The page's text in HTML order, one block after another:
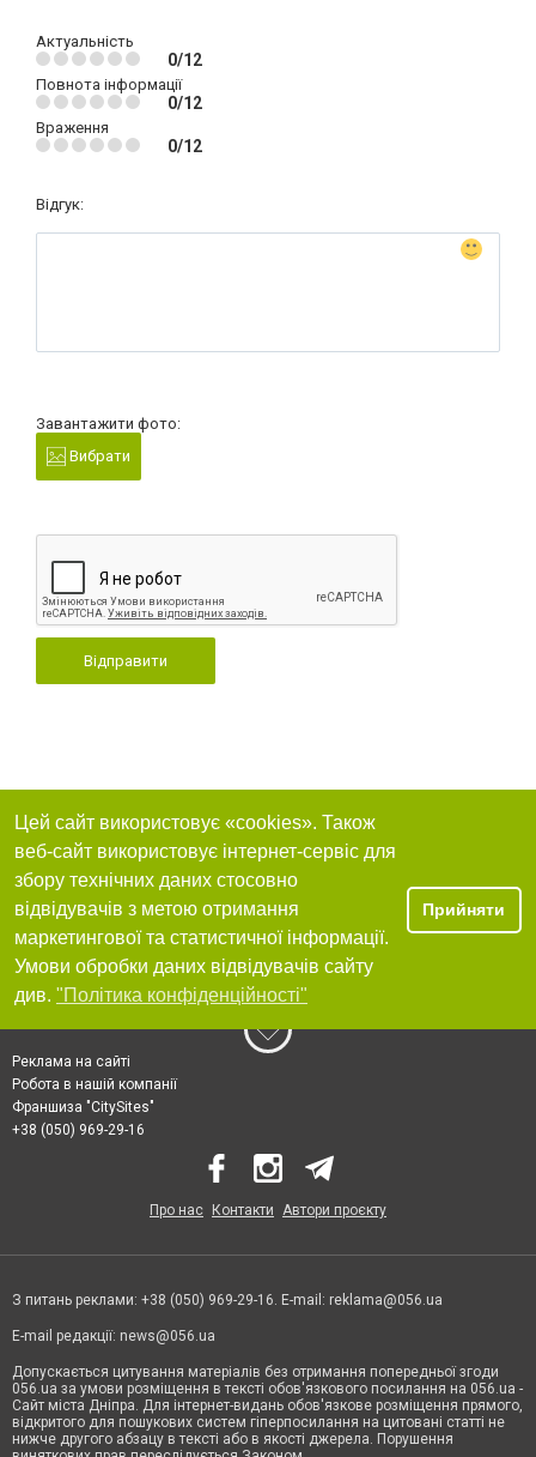
Актуальність
0/12
Повнота інформації
0/12
Враження
0/12
Відгук:
Завантажити фото:
Вибрати
Відправити
Цей сайт використовує «cookies». Також
веб-сайт використовує інтернет-сервіс для
збору технічних даних стосовно
відвідувачів з метою отримання
маркетингової та статистичної інформації.
Умови обробки даних відвідувачів сайту
див. "Політика конфіденційності"
Прийняти
Реклама на сайті
Робота в нашій компанії
Франшиза "CitySites"
+38 (050) 969-29-16
Про нас Контакти Автори проєкту
З питань реклами: +38 (050) 969-29-16. E-mail: reklama@056.ua
E-mail редакції: news@056.ua
Допускається цитування матеріалів без отримання попередньої згоди
056.ua за умови розміщення в тексті обов'язкового посилання на 056.ua -
Сайт міста Дніпра. Для інтернет-видань обов'язкове розміщення прямого,
відкритого для пошукових систем гіперпосилання на цитовані статті не
нижче другого абзацу в тексті або в якості джерела. Порушення